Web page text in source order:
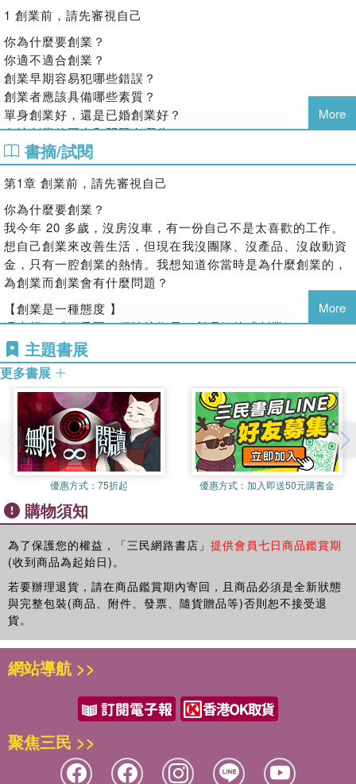
式，你怎麼辦？
◎創始人之間越是熟悉，越是要「先小人後君子」……
◎我不止一次看到創業者「拍腦袋」，凡事都是「我覺得是這
樣」，而不是「用戶覺得吧」
◎不賺錢的企業是沒有存在價值的，這一點，所有創業的人都
必須記在心中
◎不理智的完美主義是很危險的事
◎看一份商業計畫書就像和一個人交談。請把這個「人」寫
好，無論是他的內涵還是風度。
◎唯有用戶與愛，不可辜負……
而在本書幕後，親手整編此書各項創業QA精華的是「知乎」
創辦人與CEO周源。
周源自己第一次創業失敗了。當時他和兩岸知名的育成機構
「創新工場」的朋友聊起失敗原因，才發現自己當時閉門造車
地想開發一個新軟體，和世界有些脫節。同時，他也想到如果
能讓許許多多各個行業的能人把自己最懂的事分享出來，其實
可以幫助許多創業者避免錯誤。於是，這就有了「知乎」社群
網站的誕生。
在知乎上線後，靠著它追求「最高品質知識問答」的願景堅持
與積累，一群在中國網路世界中於科技、商業、文化等領域裡
最具創造力的人群，共同成就了本書的出版。
這本書的問題回答者有：網路行業裡最成功的創始人、創業
家、最具創新精神的投資人、最活躍的產品經理、法律專家、
財務分析師、網路工程師、連續創業者，還有無數個知乎死忠
用戶，他們推心置腹地回答每一個創業問題，分享自己隱秘的
創業經歷，講述創業路上的榮耀和憂患。
在互聯網速度及技術愈來愈快速時代，每個人都可能是創業
者，而這本專業級的分享，將讓有志創業者不再孤單。
〈他們在知乎聊創業！〉
集結最深度「創業過來人」和新老闆們的高強度討論：
集結中國網路與創業名人對新進創業者的真實分享，在知乎上
回答創業議題的重要人物包括了：
創新工廠創始人 李開復
小米科技創始人 雷軍
微信之父 張小龍
verycd創始人 黃一孟
定義不斷被改寫的浪潮中實作學習與調整思維。
是個人的成功。」這樣一個深度的捆綁，是非常非常重要的。
比如說創新工廠裡途客圈的創業者蘇東。跟這個人談到旅遊的
時候，他的整張臉就會亮起來，因為他是那麼熱愛旅遊，他要
打造一個很棒的旅遊網站。我們還有一位創業者，平時他都非
常內向，幾乎不講一句話。但是有一天當我突然跟他講到了他
的公司、項目和技術的時候，他整個人就亮了起來。那一天他
愛的事情，做他真的認為這個點子、這個公司就是屬於他的事
情的時候，他釋放的能量是巨大的。因為當你做你愛做的事情
的時候，你吃飯、睡覺、洗澡的每一分鐘，都在想這件事情，
你不成功也很困難。
所以不要那麼多地去聽周圍的聲音，什麼職業是好的，你該成
為什麼樣的人，而要更多地去思考我擅長做什麼，我愛做什
麼。一個成功的公司，它的CEO做的一定是他擅長的事，並且
是他愛做的事。
■ 先上火箭再說
做正確的事情，要走對方向。比如說，穀歌這樣的公司，早做
5年或晚做5年，都可能不會成功。但是它在正確的時間，走對
了這個方向，並且給自己定了一個宏偉的目標，就是幫世界去
整合所有的資訊，讓每一個使用者都能夠受益。
所以每一個成功的公司，都會把握住這樣的巨大機會，而每一
個成功的人其實也是一樣的。不要認為一個點子就可以幫你解
決所有的問題。但是你必須要有一個長遠的方向，長遠的目
標，然後在正確的時間做正確的事情。
有一個我在微博上分享的故事，一個人在30多歲的時候曾經去
從麥肯錫出來加入下一個大公司該加入什麼公司。Eric給她的
建議非常簡單，就是在這個時代，一定要加入一個飛速成長的
公司，這個就是你該走的大方向。於是她加入了Google，過了
幾年加入了臉書。她一次又一次地在這個建議的基礎上，找到
了更大的舞臺，讓她今天能夠成為即將上市的臉書的營運長。
所以一定要找到一個長遠的目標，然後不斷地向它邁進，這是
第二點。
你的努力是永遠不可被取代的，我們又回到前面所說的拍腦袋
的點子。創新工廠創立以來，碰到了無數的創業者，我甚至幾
乎每天都會收到郵件，說「我有一個很棒的創意，只要給我兩
分鐘我就可以說服你」，或者是有些人在郵件中就已經開始解
釋了。但是當你去深度問他這個問題的時候，100個人裡有99
1 創業前，請先審視自己
你為什麼要創業？
你適不適合創業？
創業早期容易犯哪些錯誤？
創業者應該具備哪些素質？
單身創業好，還是已婚創業好？
女性創業的壓力和問題有哪些？
創業過來人說：創業第一年個人會發生哪些變化？
創業過來人說：李開復給創業者什麼建議？
創業過來人說：博士輟學回國創業，王興後悔嗎？
2 選擇對的方向
如何選擇創業的方向？
如何確認用戶的真實需求？
如何才能不被那些大的網路公司搶占市場？
市場上已經有很多競爭者了，如何判斷是否還值得進入？
對於早期創業團隊，產品推出後很容易被複製，如何建立自己
創業早期必須重視的問題有哪些？
如何正確看待灰色行業？
創業過來人說：互聯網發展了十幾年，你們曾錯失了哪些創業
機會？
創業過來人說：王興：快速找到新方向
創業過來人說：創新的本質是容忍失敗
第二部 助跑期
3 找對的夥伴
我已經有創業項目和少量資金，怎麼尋找技術合夥人？/91
想邀請一位對創業有重大價值的朋友，但他要求不錯的報酬，
也要不錯的股份，這合理嗎？/94
幾個朋友合夥創業，如何分配股權？/97
想請一個資歷和能力都很強的人來做創業團隊的顧問，以什麼
形式合作會比較好？/100
創業過來人說：王興的創業搭檔是怎麼找到的？/105
4 第一次找錢
創業是自籌資金好還是找「天使投資」好？
天使投資一般占多少股份，怎麼算？
看BP （商業計畫書）的人最想從中得到的是什麼？BP 應包含
哪些內容？
如果有機會和天使投資人進行面對面溝通，該準備些什麼？
More
書摘/試閱
第1章 創業前，請先審視自己
你為什麼要創業？
我今年 20 多歲，沒房沒車，有一份自己不是太喜歡的工作。
想自己創業來改善生活，但現在我沒團隊、沒產品、沒啟動資
金，只有一腔創業的熱情。我想知道你當時是為什麼創業的，
為創業而創業會有什麼問題？
【創業是一種態度 】
馮大輝（「丁香園」網站技術長）所理解的「創業」，是一種
對待工作的態度：
這不是說自己一定要單幹，比如註冊個公司，當個說一不二的
老闆，才是在創業。想明白工作是為了自己，而不是感覺在為
別人打工，這就是創業。創業，就是一個更為積極、更為明確
的工作態度。「我不在創業，就在去創業的路上。」 這是我剛
加入「阿里巴巴」（中國大型電商業者，2014 年在美國上
市）那段時間的簽名。
羅雲登（電商創業者）同樣認為創業和態度有關：
如果明天是世界末日，我還會選擇創業，這是一種人生態度。
小時候想創業，那是因為受到家人的影響，讓人感到一種成就
己喜歡的車子，去夢想的地方旅行；高中時候開始做網店，找
貨源，搞宣傳，明白賺錢不易。創業是為了讓父母過上好的生
活，能幫助到自己身邊困難的親人朋友，不僅僅是為了自己要
成就什麼；大學後開始嘗試做不一樣的事情，慢慢知道自己要
幹什麼樣的事情，並為之努力，未曾放棄，堅持至今。
隨著時間的推移，創業觀、世界觀、互聯網觀逐漸成熟，明白
了創業最大的樂趣是，當你知道你正在做的事情改善了許多人
續下去，樂此不疲。其實我們兜售的不是產品，而是夢想。
【改變自己】
老楊（「懶漢互聯」（
入創業的行列，這個問題是他不可逾越、但又總想躲避的一個
More
主題書展
更多書展
優惠方式： 75折起 優惠方式： 加入即送50元購書金
購物須知
為了保護您的權益，「三民網路書店」 提供會員七日商品鑑賞期
(收到商品為起始日)。
若要辦理退貨，請在商品鑑賞期內寄回，且商品必須是全新狀態
與完整包裝(商品、附件、發票、隨貨贈品等)否則恕不接受退
貨。
網站導航 >>
聚焦三民 >>